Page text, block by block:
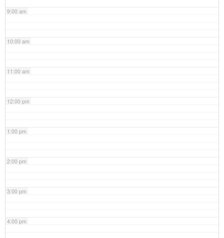
9:00 am
10:00 am
11:00 am
12:00 pm
1:00 pm
2:00 pm
3:00 pm
4:00 pm